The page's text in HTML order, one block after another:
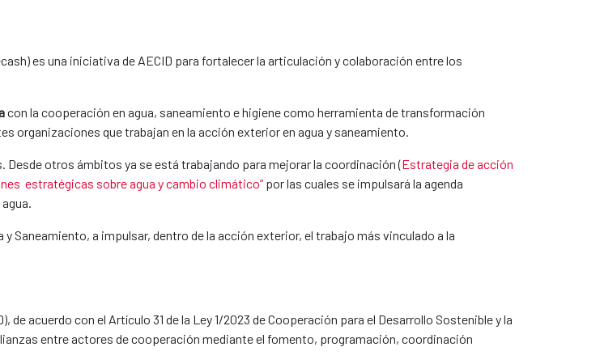
es una iniciativa de AECID para fortalecer la articulación y colaboración entre los
con la cooperación en agua, saneamiento e higiene como herramienta de transformación
organizaciones que trabajan en la acción exterior en agua y saneamiento.
otros ámbitos ya se está trabajando para mejorar la coordinación (Estrategia de acción
estratégicas sobre agua y cambio climático” por las cuales se impulsará la agenda
Saneamiento, a impulsar, dentro de la acción exterior, el trabajo más vinculado a la
acuerdo con el Artículo 31 de la Ley 1/2023 de Cooperación para el Desarrollo Sostenible y la
entre actores de cooperación mediante el fomento, programación, coordinación